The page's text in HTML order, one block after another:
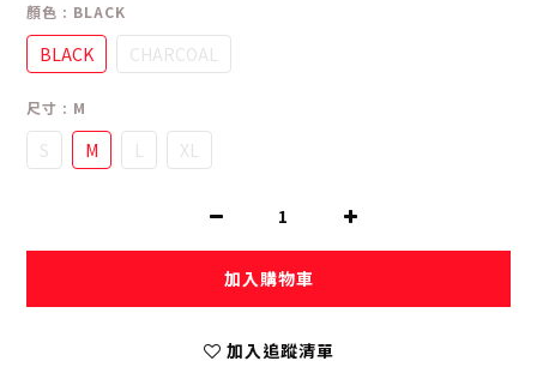
顏色 : BLACK
BLACK CHARCOAL
尺寸 : M
S M L XL
加入購物車
加入追蹤清單